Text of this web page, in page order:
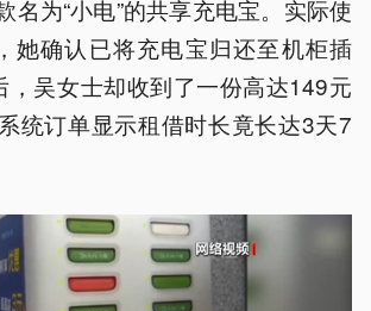
名为“小电”的共享充电宝。实际使
她确认已将充电宝归还至机柜插
，吴女士却收到了一份高达149元
统订单显示租借时长竟长达3天7